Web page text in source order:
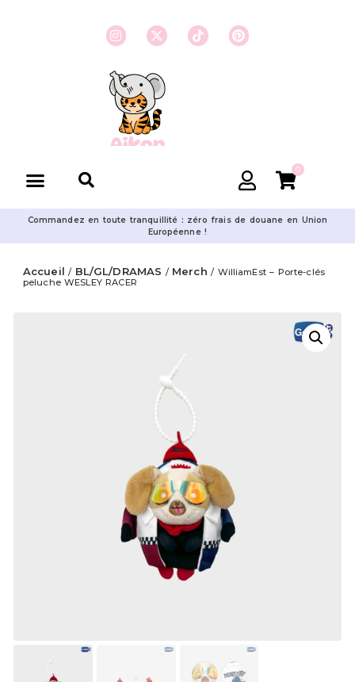
0
Commandez en toute tranquillité : zéro frais de douane en Union
Européenne !
Accueil / BL/GL/DRAMAS / Merch / WilliamEst – Porte-clés
peluche WESLEY RACER